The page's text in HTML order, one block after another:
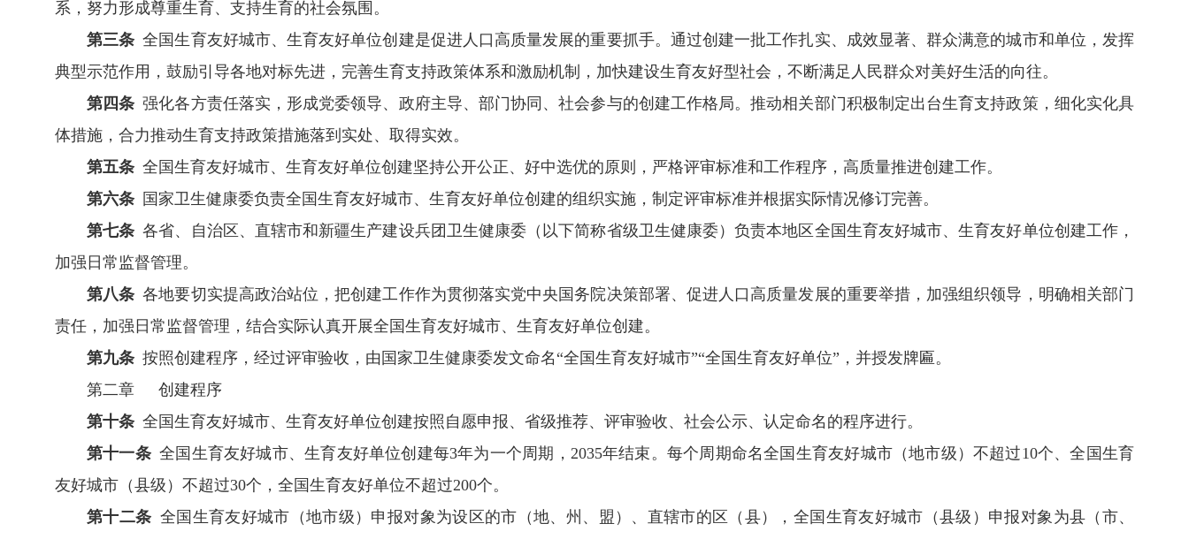
系，努力形成尊重生育、支持生育的社会氛围。
第三条 全国生育友好城市、生育友好单位创建是促进人口高质量发展的重要抓手。通过创建一批工作扎实、成效显著、群众满意的城市和单位，发挥
典型示范作用，鼓励引导各地对标先进，完善生育支持政策体系和激励机制，加快建设生育友好型社会，不断满足人民群众对美好生活的向往。
第四条 强化各方责任落实，形成党委领导、政府主导、部门协同、社会参与的创建工作格局。推动相关部门积极制定出台生育支持政策，细化实化具
体措施，合力推动生育支持政策措施落到实处、取得实效。
第五条 全国生育友好城市、生育友好单位创建坚持公开公正、好中选优的原则，严格评审标准和工作程序，高质量推进创建工作。
第六条 国家卫生健康委负责全国生育友好城市、生育友好单位创建的组织实施，制定评审标准并根据实际情况修订完善。
第七条 各省、自治区、直辖市和新疆生产建设兵团卫生健康委（以下简称省级卫生健康委）负责本地区全国生育友好城市、生育友好单位创建工作，
加强日常监督管理。
第八条 各地要切实提高政治站位，把创建工作作为贯彻落实党中央国务院决策部署、促进人口高质量发展的重要举措，加强组织领导，明确相关部门
责任，加强日常监督管理，结合实际认真开展全国生育友好城市、生育友好单位创建。
第九条 按照创建程序，经过评审验收，由国家卫生健康委发文命名“全国生育友好城市”“全国生育友好单位”，并授发牌匾。
第二章 创建程序
第十条 全国生育友好城市、生育友好单位创建按照自愿申报、省级推荐、评审验收、社会公示、认定命名的程序进行。
第十一条全国生育友好城市、生育友好单位创建每3年为一个周期，2035年结束。每个周期命名全国生育友好城市（地市级）不超过10个、全国生育
友好城市（县级）不超过30个，全国生育友好单位不超过200个。
第十二条 全国生育友好城市（地市级）申报对象为设区的市（地、州、盟）、直辖市的区（县），全国生育友好城市（县级）申报对象为县（市、